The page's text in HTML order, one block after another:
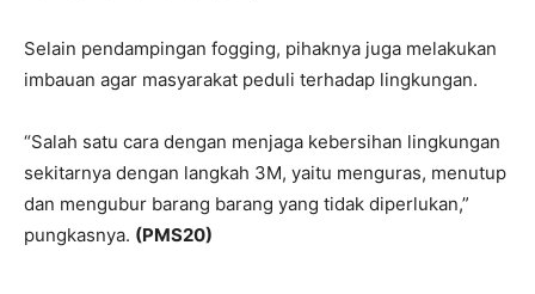
Selain pendampingan fogging, pihaknya juga melakukan
imbauan agar masyarakat peduli terhadap lingkungan.
“Salah satu cara dengan menjaga kebersihan lingkungan
sekitarnya dengan langkah 3M, yaitu menguras, menutup
dan mengubur barang barang yang tidak diperlukan,”
pungkasnya. (PMS20)